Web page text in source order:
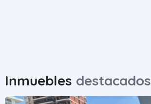
Inmuebles destacados